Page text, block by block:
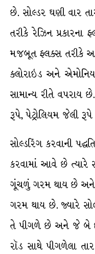
છે. સોલ્ડર ઘણી વાર
તરીકે રેઝિન
મજબૂત ફ્લક્સ તરીકે
ક્લોરાઇડ અને
સામાન્ય રીતે વપરાય
રૂપે, પેટ્રોલિયમ જેલી
સોલ્ડરિંગ કરવાની
કરવામાં આવે છે ત્યારે
ગૂંચળું ગરમ થાય છે અને
ગરમ થાય છે. જ્યારે
તે પીગળે છે અને જે બે
રૉડ સાથે પીગળેલા